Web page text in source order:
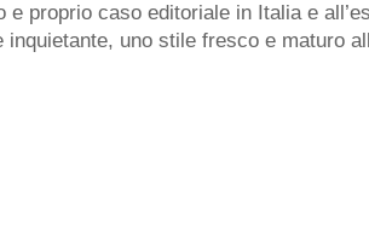
e proprio caso editoriale in Italia e
uno stile fresco e maturo